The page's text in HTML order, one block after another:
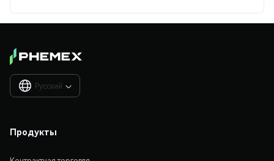
Русский 
Продукты